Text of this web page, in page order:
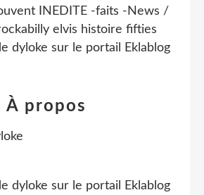
INEDITE -faits -News /
elvis histoire fifties
dyloke sur le portail Eklablog
À propos
dyloke sur le portail Eklablog